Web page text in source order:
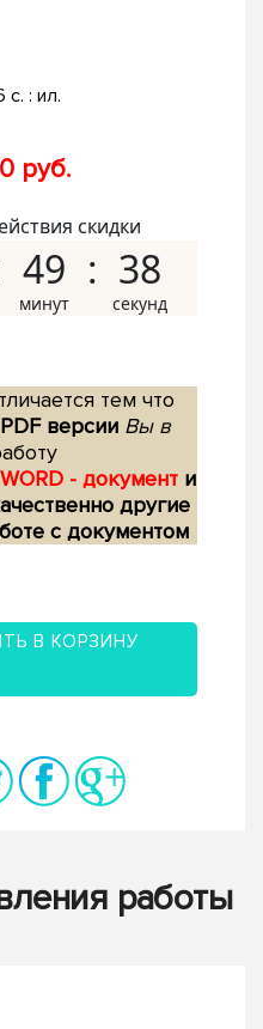
с. : ил.
руб.
скидки
49 37
тем что
версии Вы в
- документ и
другие
с документом
В КОРЗИНУ
работы